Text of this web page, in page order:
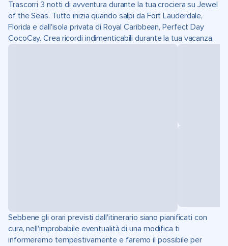
Trascorri 3 notti di avventura durante la tua crociera su Jewel
of the Seas. Tutto inizia quando salpi da Fort Lauderdale,
Florida e dall'isola privata di Royal Caribbean, Perfect Day
CocoCay. Crea ricordi indimenticabili durante la tua vacanza.
Sebbene gli orari previsti dall'itinerario siano pianificati con
cura, nell'improbabile eventualità di una modifica ti
informeremo tempestivamente e faremo il possibile per